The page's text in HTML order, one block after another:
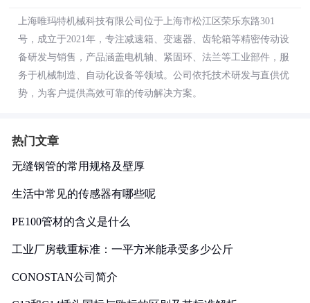
上海唯玛特机械科技有限公司位于上海市松江区荣乐东路301
号，成立于2021年，专注减速箱、变速器、齿轮箱等精密传动设
备研发与销售，产品涵盖电机轴、紧固环、法兰等工业部件，服
务于机械制造、自动化设备等领域。公司依托技术研发与直供优
势，为客户提供高效可靠的传动解决方案。
热门文章
无缝钢管的常用规格及壁厚
生活中常见的传感器有哪些呢
PE100管材的含义是什么
工业厂房载重标准：一平方米能承受多少公斤
CONOSTAN公司简介